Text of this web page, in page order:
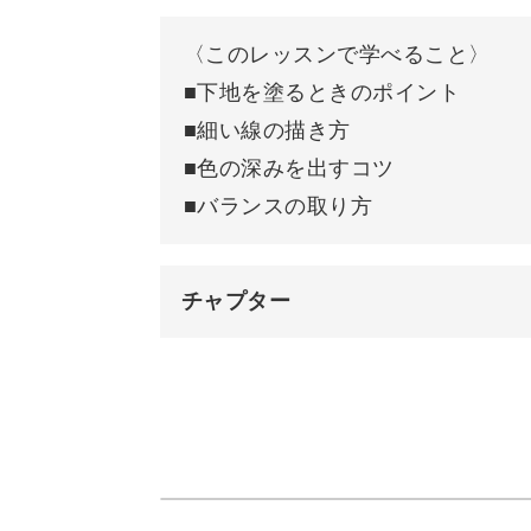
クオリティが高いアートを描くコツ
ていきますよ。
〈このレッスンで学べること〉
■下地を塗るときのポイント
■細い線の描き方
■色の深みを出すコツ
■バランスの取り方
チャプター